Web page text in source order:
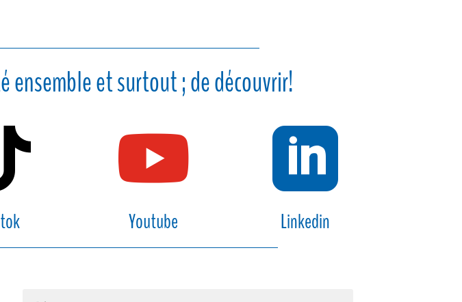
ensemble et surtout ; de découvrir!

Youtube

Linkedin